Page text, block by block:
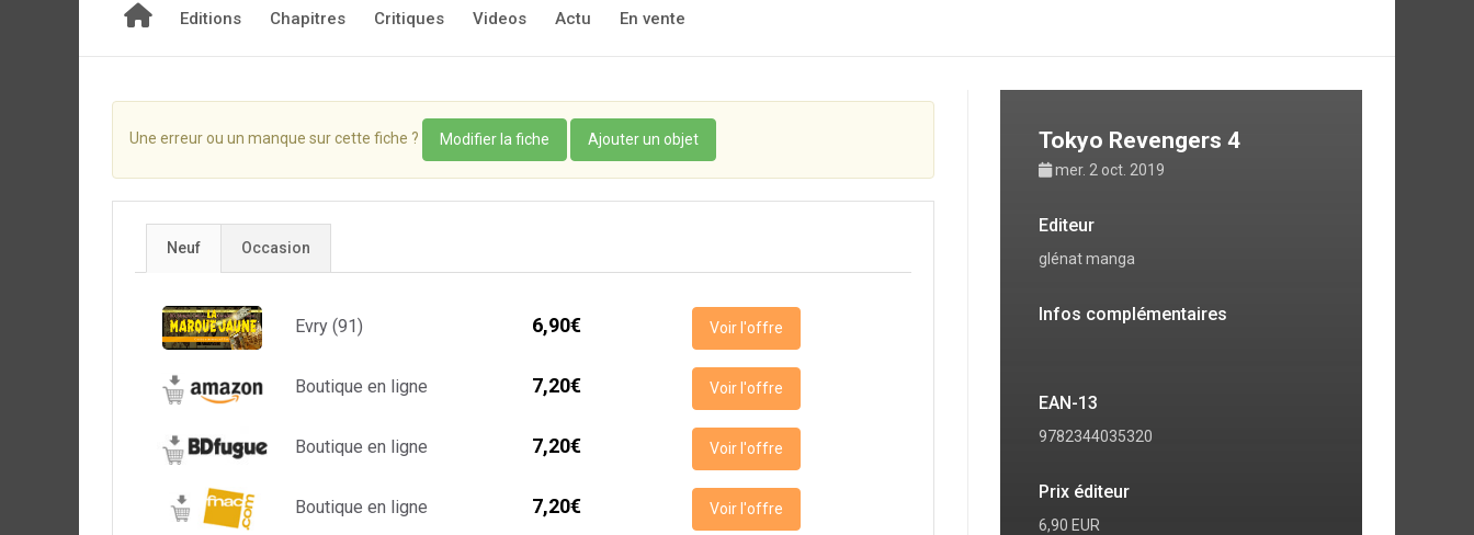
Editions Chapitres Critiques Videos Actu En vente
Une erreur ou un manque sur cette fiche ? Modifier la fiche Ajouter un objet
Neuf Occasion
Evry (91) 6,90€ Voir l'offre
Boutique en ligne 7,20€ Voir l'offre
Boutique en ligne 7,20€ Voir l'offre
Boutique en ligne 7,20€ Voir l'offre
Tokyo Revengers 4
mer. 2 oct. 2019
Editeur
glénat manga
Infos complémentaires
EAN-13
9782344035320
Prix éditeur
6,90 EUR